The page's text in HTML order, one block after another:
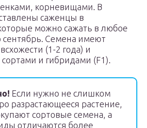
корневищами. В
саженцы в
можно сажать в любое
сентябрь. Семена имеют
(1-2 года) и
и гибридами (F1).
Если нужно не слишком
разрастающееся растение,
сортовые семена, а
отличаются более